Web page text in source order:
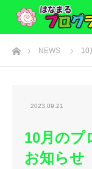
ホームNEWS 10
2023.09.21
10月のプ
お知らせ